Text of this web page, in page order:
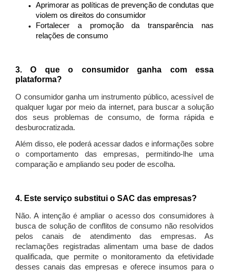
Aprimorar as políticas de prevenção de condutas que
violem os direitos do consumidor
Fortalecer a promoção da transparência nas
relações de consumo
3. O que o consumidor ganha com essa
plataforma?
O consumidor ganha um instrumento público, acessível de
qualquer lugar por meio da internet, para buscar a solução
dos seus problemas de consumo, de forma rápida e
desburocratizada.
Além disso, ele poderá acessar dados e informações sobre
o comportamento das empresas, permitindo-lhe uma
comparação e ampliando seu poder de escolha.
4. Este serviço substitui o SAC das empresas?
Não. A intenção é ampliar o acesso dos consumidores à
busca de solução de conflitos de consumo não resolvidos
pelos canais de atendimento das empresas. As
reclamações registradas alimentam uma base de dados
qualificada, que permite o monitoramento da efetividade
desses canais das empresas e oferece insumos para o